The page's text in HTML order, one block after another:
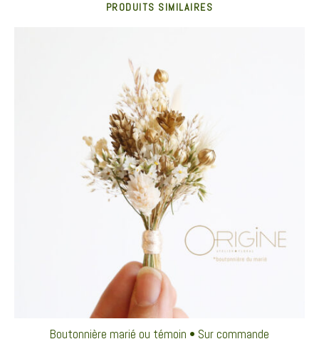
PRODUITS SIMILAIRES
Boutonnière marié ou témoin • Sur commande